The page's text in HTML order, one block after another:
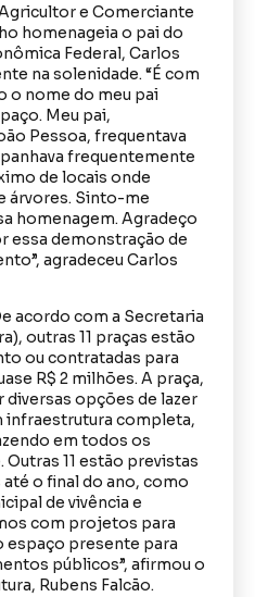
e Comerciante
homenageia o pai do
Federal, Carlos
na solenidade. “É com
o nome do meu pai
Meu pai,
Pessoa, frequentava
frequentemente
de locais onde
árvores. Sinto-me
homenagem. Agradeço
essa demonstração de
agradeceu Carlos
acordo com a Secretaria
outras 11 praças estão
ou contratadas para
R$ 2 milhões. A praça,
opções de lazer
infraestrutura completa,
em todos os
11 estão previstas
o final do ano, como
de vivência e
com projetos para
espaço presente para
públicos”, afirmou o
Rubens Falcão.